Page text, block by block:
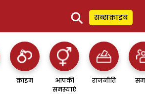
⚲ सब्सक्राइब
क्राइम
आपकी
समस्याएं
राजनीति